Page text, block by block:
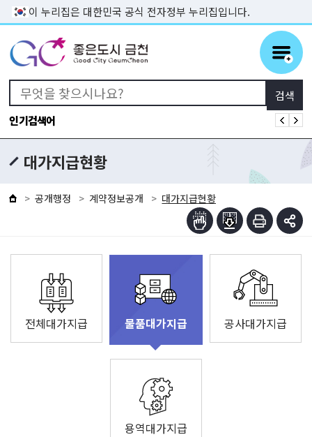
본문 바로가기
이 누리집은 대한민국 공식 전자정부 누리집입니다.
인기검색어
대가지급현황
공개행정 계약정보공개 대가지급현황
전체대가지급 물품대가지급 공사대가지급
용역대가지급